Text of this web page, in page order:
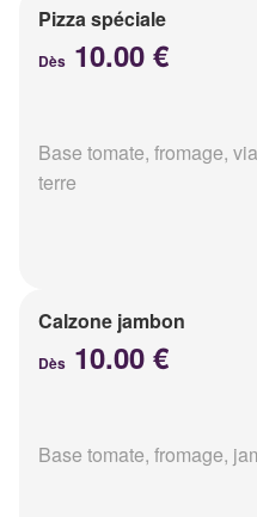
Pizza spéciale
Dès 10.00 €
Base tomate, fromage,
terre
Calzone jambon
Dès 10.00 €
Base tomate, fromage,